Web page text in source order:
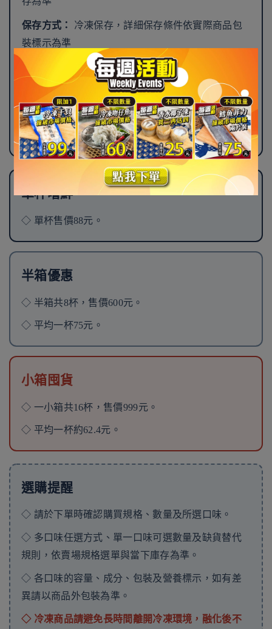
保存方式：
冷凍保存，詳細保存條件依實際商品包
裝標示為準
食用方式： 取出後依個人喜好直接享用或稍微回溫
成分與過敏原：
不同口味可能含奶類、蛋、大豆、
堅果或含麩質穀物，依各商品包裝標示為準
有效日期：依實際商品包裝標示為準
單杯嚐鮮
◇ 單杯售價88元。
半箱優惠
◇ 半箱共8杯，售價600元。
◇ 平均一杯75元。
小箱囤貨
◇ 一小箱共16杯，售價999元。
◇ 平均一杯約62.4元。
選購提醒
◇ 請於下單時確認購買規格、數量及所選口味。
◇ 多口味任選方式、單一口味可選數量及缺貨替代
規則，依賣場規格選單與當下庫存為準。
◇ 各口味的容量、成分、包裝及營養標示，如有差
異請以商品外包裝為準。
◇ 冷凍商品請避免長時間離開冷凍環境，融化後不